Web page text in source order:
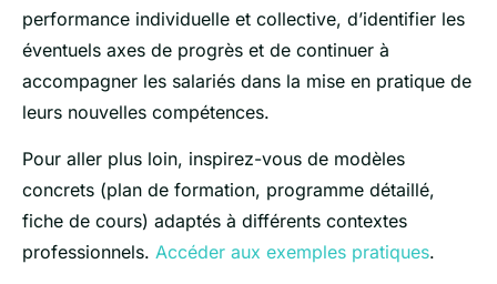
performance individuelle et collective, d’identifier les
éventuels axes de progrès et de continuer à
accompagner les salariés dans la mise en pratique de
leurs nouvelles compétences.
Pour aller plus loin, inspirez-vous de modèles
concrets (plan de formation, programme détaillé,
fiche de cours) adaptés à différents contextes
professionnels. Accéder aux exemples pratiques.